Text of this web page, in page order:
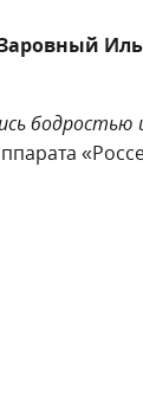
бодростью